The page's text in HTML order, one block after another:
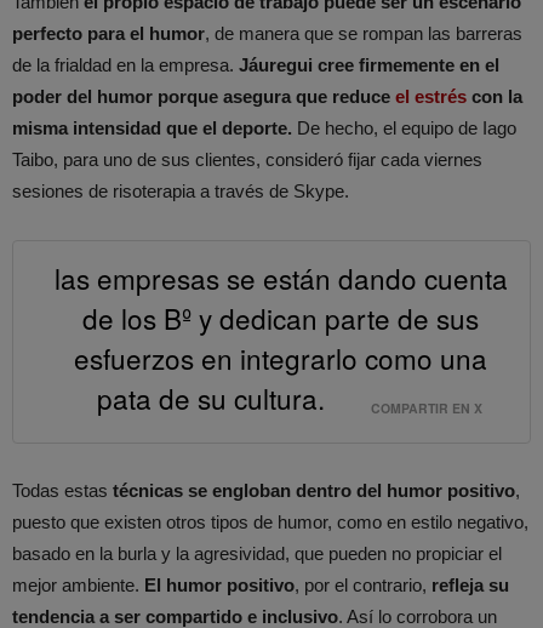
perfecto para el humor, de manera que se rompan las barreras
de la frialdad en la empresa. Jáuregui cree firmemente en el
poder del humor porque asegura que reduce el estrés con la
misma intensidad que el deporte. De hecho, el equipo de Iago
Taibo, para uno de sus clientes, consideró fijar cada viernes
sesiones de risoterapia a través de Skype.
las empresas se están dando cuenta
de los Bº y dedican parte de sus
esfuerzos en integrarlo como una
pata de su cultura.
COMPARTIR EN X
Todas estas técnicas se engloban dentro del humor positivo,
puesto que existen otros tipos de humor, como en estilo negativo,
basado en la burla y la agresividad, que pueden no propiciar el
mejor ambiente. El humor positivo, por el contrario, refleja su
tendencia a ser compartido e inclusivo. Así lo corrobora un